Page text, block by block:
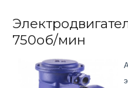
750об/мин